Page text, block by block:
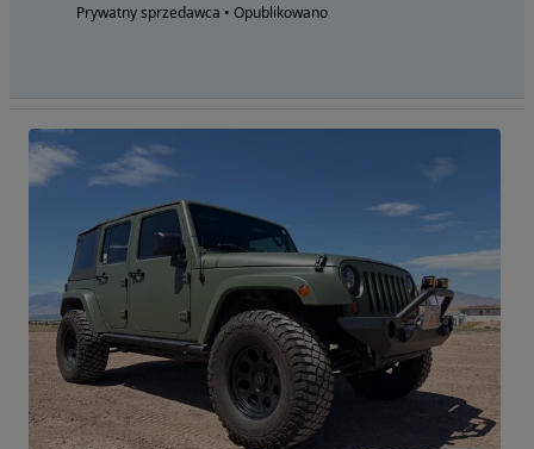
Prywatny sprzedawca • Opublikowano